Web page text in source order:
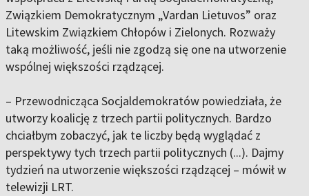
Związkiem Demokratycznym „Vardan Lietuvos” oraz
Litewskim Związkiem Chłopów i Zielonych. Rozważy
taką możliwość, jeśli nie zgodzą się one na utworzenie
wspólnej większości rządzącej.
– Przewodnicząca Socjaldemokratów powiedziała, że ​​
utworzy koalicję z trzech partii politycznych. Bardzo
chciałbym zobaczyć, jak te liczby będą wyglądać z
perspektywy tych trzech partii politycznych (...). Dajmy
tydzień na utworzenie większości rządzącej – mówił w
telewizji LRT.